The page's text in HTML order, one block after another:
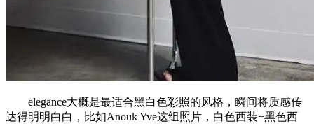
elegance大概是最适合黑白色彩照的风格，瞬间将质感传
达得明明白白，比如Anouk Yve这组照片，白色西装+黑色西